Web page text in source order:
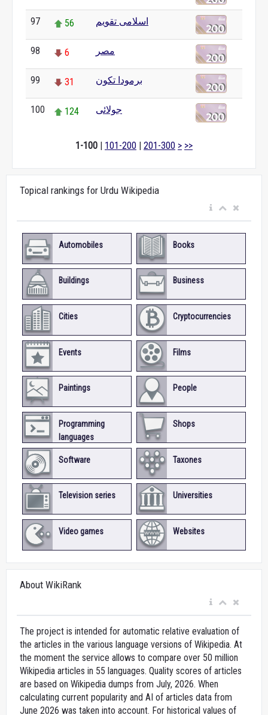
97 56 اسلامی تقویم
98 6 مصر
99 31 برمودا تکون
100 124 جولائی
1-100 | 101-200 | 201-300 > >>
Topical rankings for Urdu Wikipedia
Automobiles Books
Buildings Business
Cities Cryptocurrencies
Events Films
Paintings People
Programming
languages
Shops
Software Taxones
Television series Universities
Video games Websites
About WikiRank
The project is intended for automatic relative evaluation of
the articles in the various language versions of Wikipedia. At
the moment the service allows to compare over 50 million
Wikipedia articles in 55 languages. Quality scores of articles
are based on Wikipedia dumps from July, 2026. When
calculating current popularity and AI of articles data from
June 2026 was taken into account. For historical values of